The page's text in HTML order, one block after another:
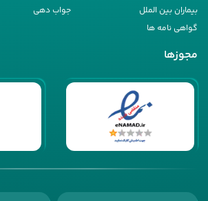
بیماران بین الملل
گواهی نامه ها
جواب دهی
مجوزها